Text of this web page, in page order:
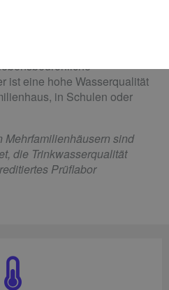
ist eine hohe Wasserqualität
in Schulen oder
Mehrfamilienhäusern sind
die Trinkwasserqualität
Prüflabor